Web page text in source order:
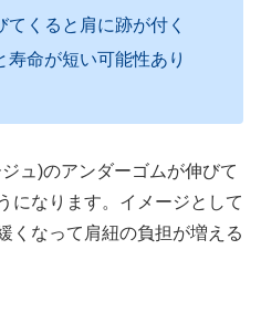
くると肩に跡が付く
命が短い可能性あり
ュ)のアンダーゴムが伸びて
になります。イメージとして
くなって肩紐の負担が増える